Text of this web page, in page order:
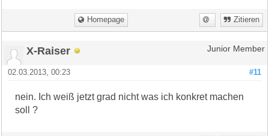
Homepage Zitieren
X-Raiser Junior Member
#11
02.03.2013, 00:23
nein. Ich weiß jetzt grad nicht was ich konkret machen
soll ?